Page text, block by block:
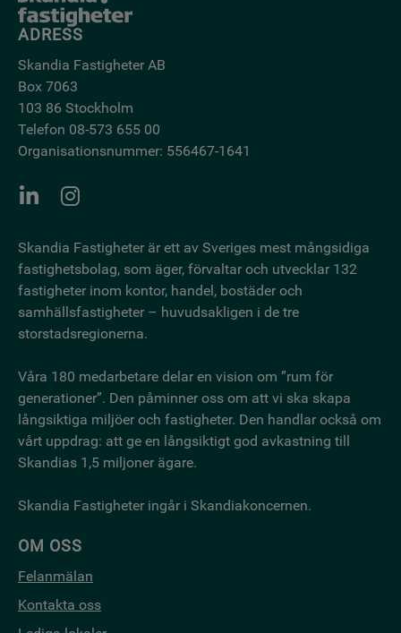
ADRESS
Skandia Fastigheter AB
Box 7063
103 86 Stockholm
Telefon 08-573 655 00
Organisationsnummer: 556467-1641
Skandia Fastigheter är ett av Sveriges mest mångsidiga
fastighetsbo­lag, som äger, förvaltar och utvecklar 132
fastigheter inom kontor, handel, bostäder och
samhällsfastigheter – huvudsakligen i de tre
storstadsregionerna.
Våra 180 medarbetare delar en vision om ”rum för
generationer”. Den påminner oss om att vi ska skapa
långsiktiga miljöer och fastigheter. Den handlar också om
vårt uppdrag: att ge en långsiktigt god avkastning till
Skandias 1,5 miljoner ägare.
Skandia Fastigheter ingår i Skandiakoncernen.
OM OSS
Felanmälan
Kontakta oss